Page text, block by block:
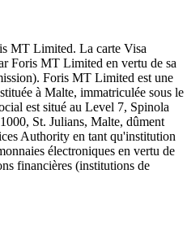
MT Limited. La carte Visa
Foris MT Limited en vertu de sa
Foris MT Limited est une
à Malte, immatriculée sous le
est situé au Level 7, Spinola
St. Julians, Malte, dûment
Authority en tant qu'institution
électroniques en vertu de
financières (institutions de